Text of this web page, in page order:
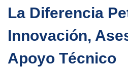
La Diferencia
Innovación,
Apoyo Técnico